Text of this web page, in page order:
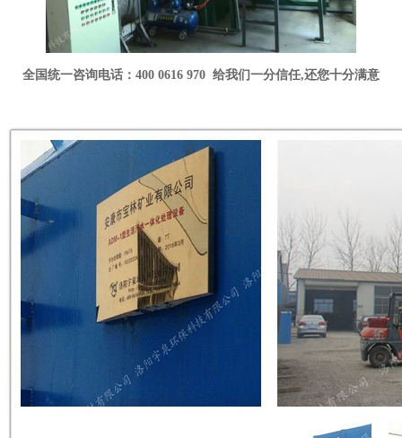
全国统一咨询电话：400 0616 970 给我们一分信任,还您十分满意